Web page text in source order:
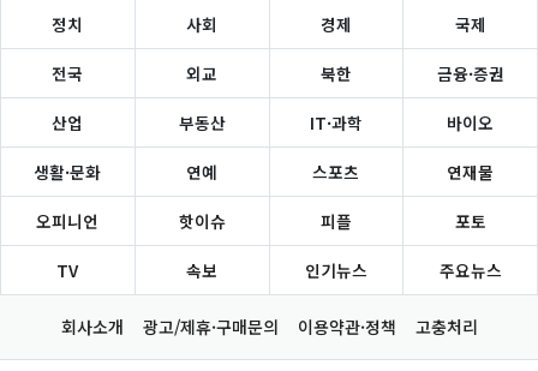
정치 사회 경제 국제
전국 외교 북한 금융·증권
산업 부동산 IT·과학 바이오
생활·문화 연예 스포츠 연재물
오피니언 핫이슈 피플 포토
TV 속보 인기뉴스 주요뉴스
회사소개 광고/제휴·구매문의 이용약관·정책 고충처리